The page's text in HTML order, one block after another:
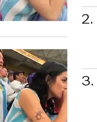
2.
3.